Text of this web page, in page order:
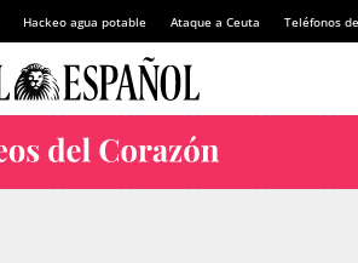
Hackeo agua potable Ataque a Ceuta Teléfonos